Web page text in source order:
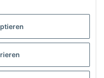
2 cm
ganzen Umfang